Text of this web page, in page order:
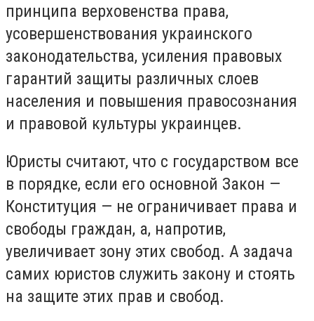
принципа верховенства права,
усовершенствования украинского
законодательства, усиления правовых
гарантий защиты различных слоев
населения и повышения правосознания
и правовой культуры украинцев.
Юристы считают, что с государством все
в порядке, если его основной Закон —
Конституция — не ограничивает права и
свободы граждан, а, напротив,
увеличивает зону этих свобод. А задача
самих юристов служить закону и стоять
на защите этих прав и свобод.